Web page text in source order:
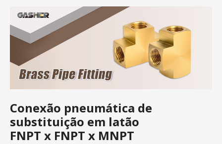
Conexão pneumática de
substituição em latão
FNPT x FNPT x MNPT